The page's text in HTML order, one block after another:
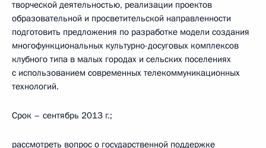
творческой деятельностью, реализации проектов
образовательной и просветительской направленности
подготовить предложения по разработке модели создания
многофункциональных культурно-досуговых комплексов
клубного типа в малых городах и сельских поселениях
с использованием современных телекоммуникационных
технологий.
Срок – сентябрь 2013 г.;
рассмотреть вопрос о государственной поддержке